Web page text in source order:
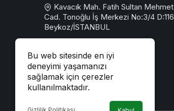
Bu web sitesinde en iyi
deneyimi yaşamanızı
sağlamak için çerezler
kullanılmaktadır.
Kavacık Mah. Fatih Sultan Mehmet
Cad. Tonoğlu İş Merkezi No:3/4 D:116
Beykoz/İSTANBUL
beykozguncel@gmail.com
iletisim@beykozguncel.com